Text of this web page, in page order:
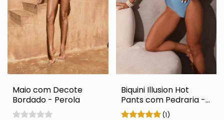
Maio com Decote
Bordado - Perola
Biquini Illusion Hot
Pants com Pedraria -
Azul
(1)